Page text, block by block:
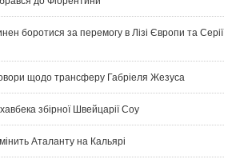
боротися за перемогу в Лізі Європи та Серії
щодо трансферу Габріеля Жезуса
збірної Швейцарії Соу
Аталанту на Кальярі